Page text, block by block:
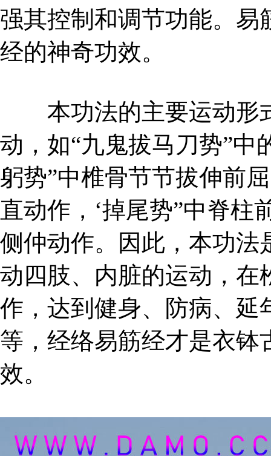
强其控制和调节功能。易
经的神奇功效。
本功法的主要运动形
动，如“九鬼拔马刀势”中
躬势”中椎骨节节拔伸前
直动作，‘掉尾势”中脊柱
侧仲动作。因此，本功法
动四肢、内脏的运动，在
作，达到健身、防病、延
等，经络易筋经才是衣钵
效。